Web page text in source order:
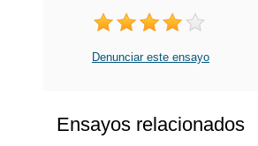
Denunciar este ensayo
Ensayos relacionados